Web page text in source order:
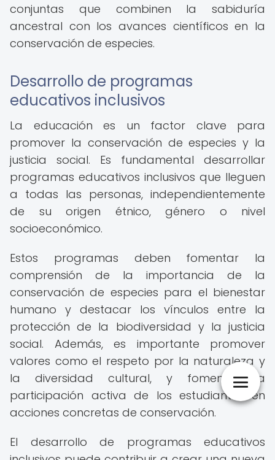
conjuntas que combinen la sabiduría
ancestral con los avances científicos en la
conservación de especies.
Desarrollo de programas
educativos inclusivos
La educación es un factor clave para
promover la conservación de especies y la
justicia social. Es fundamental desarrollar
programas educativos inclusivos que lleguen
a todas las personas, independientemente
de su origen étnico, género o nivel
socioeconómico.
Estos programas deben fomentar la
comprensión de la importancia de la
conservación de especies para el bienestar
humano y destacar los vínculos entre la
protección de la biodiversidad y la justicia
social. Además, es importante promover
valores como el respeto por la naturaleza y
la diversidad cultural, y fomentar la
participación activa de los estudiantes en
acciones concretas de conservación.
El desarrollo de programas educativos